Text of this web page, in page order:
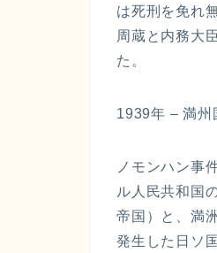
は死刑を免れ
周蔵と内務大
た。
1939年 – 満州
ノモンハン事
ル人民共和国
帝国）と、満
発生した日ソ